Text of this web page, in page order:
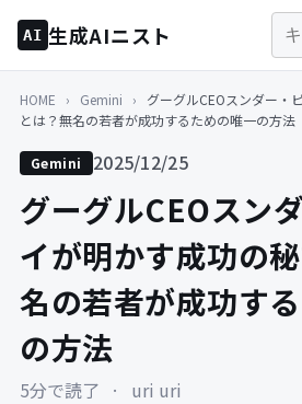
AI 生成AIニスト
HOME › Gemini ›
グーグルCEOスンダー・
とは？無名の若者が成功するための唯一の方法
Gemini 2025/12/25
グーグルCEOスン
イが明かす成功の
名の若者が成功す
の方法
5分で読了 · uri uri